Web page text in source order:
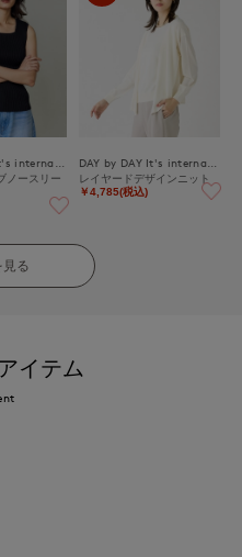
ノースリー
レイヤードデザインニット
￥4,785(税込)
る
イテム